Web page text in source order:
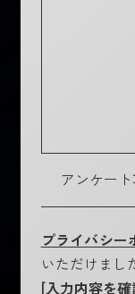
アンケー
プライバシー
いただけまし
[入力内容を